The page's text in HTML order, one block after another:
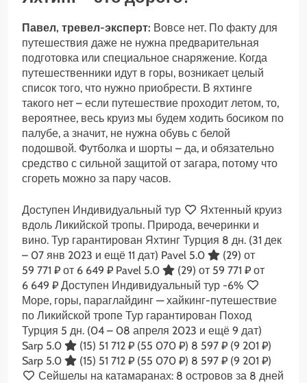
Павел, тревел-эксперт: Вовсе нет. По факту для
путешествия даже не нужна предварительная
подготовка или специальное снаряжение. Когда
путешественники идут в горы, возникает целый
список того, что нужно приобрести. В яхтинге
такого нет – если путешествие проходит летом, то,
вероятнее, весь круиз мы будем ходить босиком по
палубе, а значит, не нужна обувь с белой
подошвой. Футболка и шорты – да, и обязательно
средство с сильной защитой от загара, потому что
сгореть можно за пару часов.
Доступен Индивидуальный тур
Яхтенный круиз
вдоль Ликийской тропы. Природа, вечеринки и
вино. Тур гарантирован Яхтинг Турция 8 дн. (31 дек
– 07 янв 2023 и ещё 11 дат) Pavel 5.0 (29) от
59 771 ₽ от 6 649 ₽ Pavel 5.0 (29) от 59 771 ₽ от
6 649 ₽ Доступен Индивидуальный тур -6%
Море, горы, параглайдинг — хайкинг-путешествие
по Ликийской тропе Тур гарантирован Поход
Турция 5 дн. (04 – 08 апреля 2023 и ещё 9 дат)
Sarp 5.0
(15) 51 712 ₽ (55 070 ₽) 8 597 ₽ (9 201 ₽)
Sarp 5.0
(15) 51 712 ₽ (55 070 ₽) 8 597 ₽ (9 201 ₽)
Сейшелы на катамаранах: 8 островов за 8 дней